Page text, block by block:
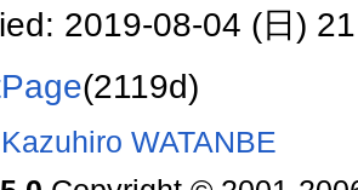
2019-08-04 (日)
(2119d)
Kazuhiro WATANBE